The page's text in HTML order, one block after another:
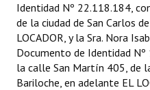
Identidad Nº 22.118.184,
de la ciudad de San Carlos
LOCADOR, y la Sra. Nora
Documento de Identidad
la calle San Martín 405, de
Bariloche, en adelante EL